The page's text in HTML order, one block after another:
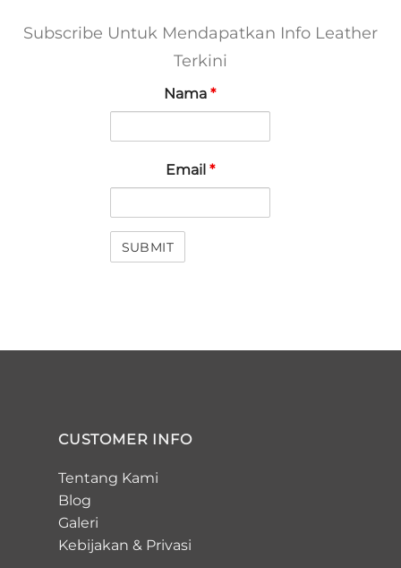
Subscribe Untuk Mendapatkan Info Leather
Terkini
Nama *
Email *
CUSTOMER INFO
Tentang Kami
Blog
Galeri
Kebijakan & Privasi